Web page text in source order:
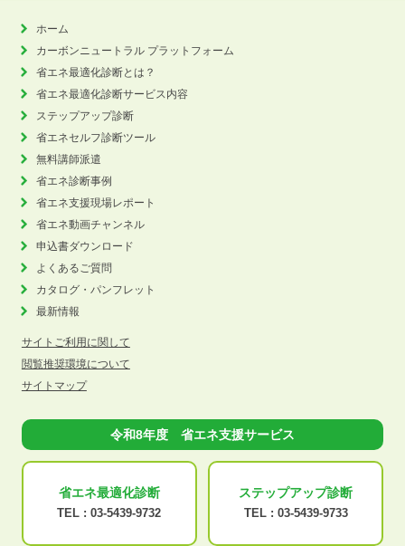
ホーム
カーボンニュートラル プラットフォーム
省エネ最適化診断とは？
省エネ最適化診断サービス内容
ステップアップ診断
省エネセルフ診断ツール
無料講師派遣
省エネ診断事例
省エネ支援現場レポート
省エネ動画チャンネル
申込書ダウンロード
よくあるご質問
カタログ・パンフレット
最新情報
サイトご利用に関して
閲覧推奨環境について
サイトマップ
令和8年度 省エネ支援サービス
省エネ最適化診断
TEL : 03-5439-9732
ステップアップ診断
TEL : 03-5439-9733